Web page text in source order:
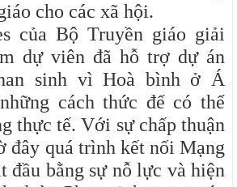
cho các xã hội.
của Bộ Truyền giáo giải
dự viên đã hỗ trợ dự án
sinh vì Hoà bình ở Á
cách thức để có thể
thực tế. Với sự chấp thuận
đây quá trình kết nối Mạng
đầu bằng sự nỗ lực và hiện